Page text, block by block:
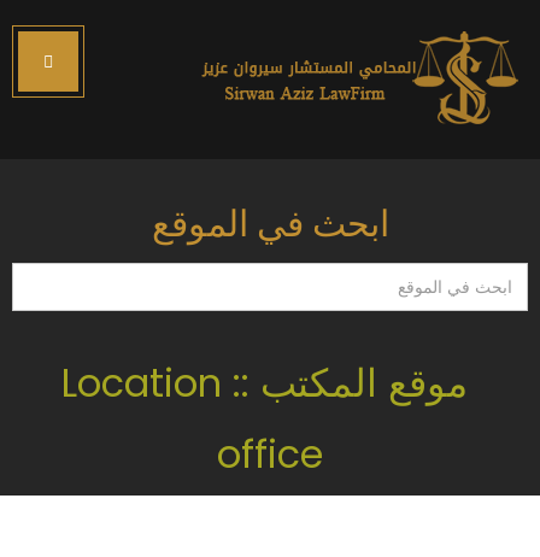
ابحث في الموقع
ابحث
في
موقع المكتب :: Location
office